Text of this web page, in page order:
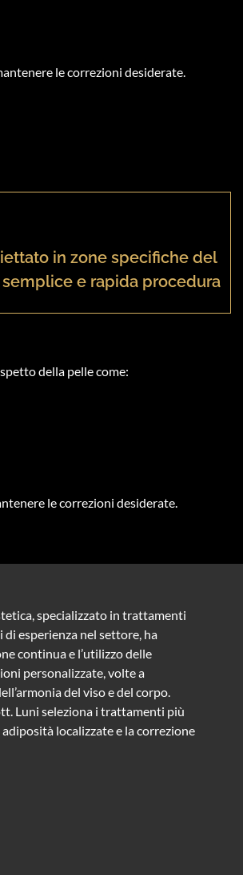
le correzioni desiderate.
in zone specifiche del
e rapida procedura
della pelle come:
le correzioni desiderate.
specializzato in trattamenti
esperienza nel settore, ha
continua e l’utilizzo delle
personalizzate, volte a
del viso e del corpo.
Luni seleziona i trattamenti più
localizzate e la correzione